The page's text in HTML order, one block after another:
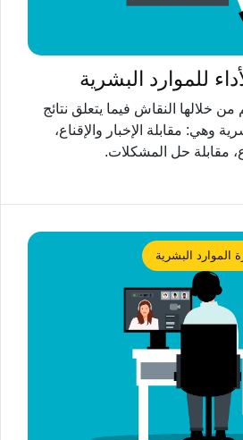
للموارد البشرية
من خلالها النقاش فيما يتعلق نتائج
وهي: مقابلة الإخبار والإقناع،
مقابلة حل المشكلات.
الموارد البشرية